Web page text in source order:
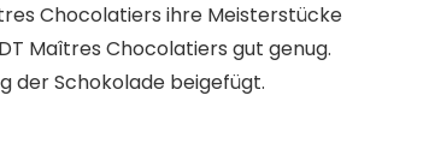
Chocolatiers ihre Meisterstücke
Maîtres Chocolatiers gut genug.
der Schokolade beigefügt.